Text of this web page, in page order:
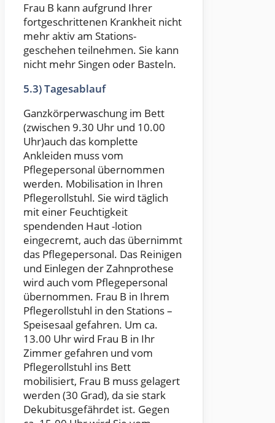
Frau B kann aufgrund Ihrer
fortgeschrittenen Krankheit nicht
mehr aktiv am Stations-
geschehen teilnehmen. Sie kann
nicht mehr Singen oder Basteln.
5.3) Tagesablauf
Ganzkörperwaschung im Bett
(zwischen 9.30 Uhr und 10.00
Uhr)auch das komplette
Ankleiden muss vom
Pflegepersonal übernommen
werden. Mobilisation in Ihren
Pflegerollstuhl. Sie wird täglich
mit einer Feuchtigkeit
spendenden Haut -lotion
eingecremt, auch das übernimmt
das Pflegepersonal. Das Reinigen
und Einlegen der Zahnprothese
wird auch vom Pflegepersonal
übernommen. Frau B in Ihrem
Pflegerollstuhl in den Stations –
Speisesaal gefahren. Um ca.
13.00 Uhr wird Frau B in Ihr
Zimmer gefahren und vom
Pflegerollstuhl ins Bett
mobilisiert, Frau B muss gelagert
werden (30 Grad), da sie stark
Dekubitusgefährdet ist. Gegen